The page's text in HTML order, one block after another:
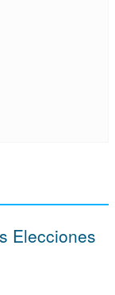
Elecciones